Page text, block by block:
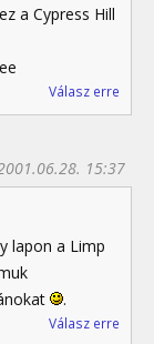
a Cypress Hill
Válasz erre
15:37
lapon a Limp
.
Válasz erre